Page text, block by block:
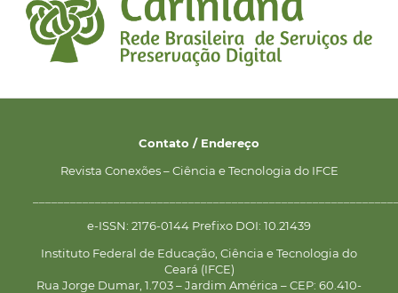
Contato / Endereço
Revista Conexões – Ciência e Tecnologia do IFCE
e-ISSN: 2176-0144 Prefixo DOI: 10.21439
Instituto Federal de Educação, Ciência e Tecnologia do
Ceará (IFCE)
Rua Jorge Dumar, 1.703 – Jardim América – CEP: 60.410-